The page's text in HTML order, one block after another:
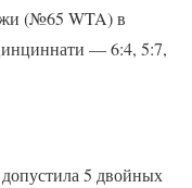
(№65 WTA) в
— 6:4, 5:7,
5 двойных